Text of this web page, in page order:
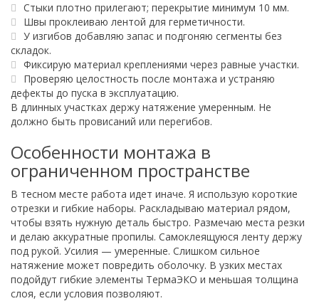
Стыки плотно прилегают; перекрытие минимум 10 мм.
Швы проклеиваю лентой для герметичности.
У изгибов добавляю запас и подгоняю сегменты без
складок.
Фиксирую материал креплениями через равные участки.
Проверяю целостность после монтажа и устраняю
дефекты до пуска в эксплуатацию.
В длинных участках держу натяжение умеренным. Не
должно быть провисаний или перегибов.
Особенности монтажа в
ограниченном пространстве
В тесном месте работа идет иначе. Я использую короткие
отрезки и гибкие наборы. Раскладываю материал рядом,
чтобы взять нужную деталь быстро. Размечаю места резки
и делаю аккуратные пропилы. Самоклеящуюся ленту держу
под рукой. Усилия — умеренные. Слишком сильное
натяжение может повредить оболочку. В узких местах
подойдут гибкие элементы ТермаЭКО и меньшая толщина
слоя, если условия позволяют.